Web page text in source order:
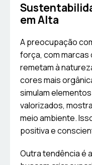
em Alta
A preocupação
força, com
remetam à
cores mais
simulam
valorizados,
meio ambiente.
positiva e
Outra tendência é a